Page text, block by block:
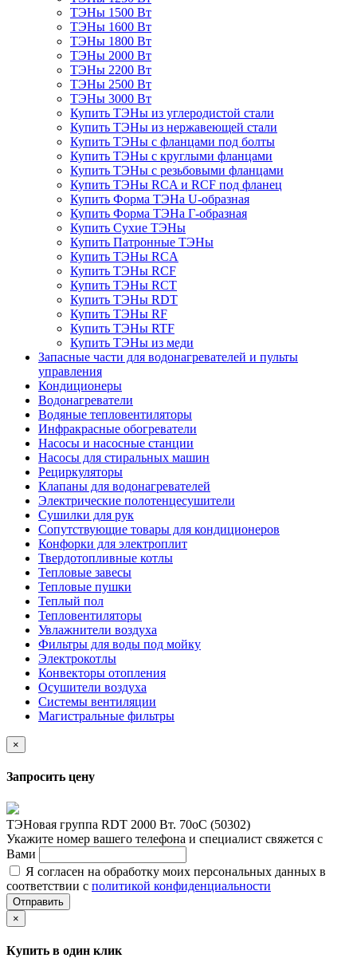
ТЭНы 1500 Вт
ТЭНы 1600 Вт
ТЭНы 1800 Вт
ТЭНы 2000 Вт
ТЭНы 2200 Вт
ТЭНы 2500 Вт
ТЭНы 3000 Вт
Купить ТЭНы из углеродистой стали
Купить ТЭНы из нержавеющей стали
Купить ТЭНы с фланцами под болты
Купить ТЭНы с круглыми фланцами
Купить ТЭНы с резьбовыми фланцами
Купить ТЭНы RCA и RCF под фланец
Купить Форма ТЭНа U-образная
Купить Форма ТЭНа Г-образная
Купить Сухие ТЭНы
Купить Патронные ТЭНы
Купить ТЭНы RCA
Купить ТЭНы RCF
Купить ТЭНы RCT
Купить ТЭНы RDT
Купить ТЭНы RF
Купить ТЭНы RTF
Купить ТЭНы из меди
Запасные части для водонагревателей и пульты
управления
Кондиционеры
Водонагреватели
Водяные тепловентиляторы
Инфракрасные обогреватели
Насосы и насосные станции
Насосы для стиральных машин
Рециркуляторы
Клапаны для водонагревателей
Электрические полотенцесушители
Сушилки для рук
Сопутствующие товары для кондиционеров
Конфорки для электроплит
Твердотопливные котлы
Тепловые завесы
Тепловые пушки
Теплый пол
Тепловентиляторы
Увлажнители воздуха
Фильтры для воды под мойку
Электрокотлы
Конвекторы отопления
Осушители воздуха
Системы вентиляции
Магистральные фильтры
×
Запросить цену
ТЭНовая группа RDT 2000 Вт. 70oС (50302)
Укажите номер вашего телефона и специалист свяжется с
Вами
Я согласен на обработку моих персональных данных в
соответствии с политикой конфиденциальности
Отправить
×
Купить в один клик